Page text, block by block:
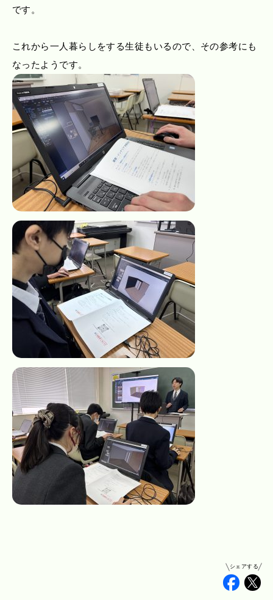
です。
これから一人暮らしをする生徒もいるので、その参考にも
なったようです。
シェアする